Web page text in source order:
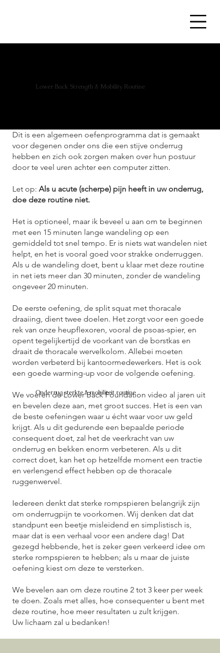
Onderrug sterkte & mobiliteit routine
Dit is een algemeen oefenprogramma dat is gemaakt
voor degenen onder ons die een stijve onderrug
hebben en zich ook zorgen maken over hun postuur
door te veel uren achter een computer zitten.
Let op:Als u acute (scherpe) pijn heeft in uw onderrug,
doe deze routine niet.
Het is optioneel, maar ik beveel u aan om te beginnen
met een 15 minuten lange wandeling op een
gemiddeld tot snel tempo. Er is niets wat wandelen niet
helpt, en het is vooral goed voor strakke onderruggen.
Als u de wandeling doet, bent u klaar met deze routine
in net iets meer dan 30 minuten, zonder de wandeling
ongeveer 20 minuten.
De eerste oefening, de split squat met thoracale
draaiing, dient twee doelen. Het zorgt voor een goede
rek van onze heupflexoren, vooral de psoas-spier, en
opent tegelijkertijd de voorkant van de borstkas en
draait de thoracale wervelkolom. Allebei moeten
worden verbeterd bij kantoormedewerkers. Het is ook
een goede warming-up voor de volgende oefening.
We voeren de Lower Back Foundation video al jaren uit
en bevelen deze aan, met groot succes. Het is een van
de beste oefeningen waar u écht waar voor uw geld
krijgt. Als u dit gedurende een bepaalde periode
consequent doet, zal het de veerkracht van uw
onderrug en bekken enorm verbeteren. Als u dit
correct doet, kan het op hetzelfde moment een tractie
en verlengend effect hebben op de thoracale
ruggenwervel.
Iedereen denkt dat sterke rompspieren belangrijk zijn
om onderrugpijn te voorkomen. Wij denken dat dat
standpunt een beetje misleidend en simplistisch is,
maar dat is een verhaal voor een andere dag! Dat
gezegd hebbende, het is zeker geen verkeerd idee om
sterke rompspieren te hebben; als u maar de juiste
oefening kiest om deze te versterken.
We bevelen aan om deze routine 2 tot 3 keer per week
te doen. Zoals met alles, hoe consequenter u bent met
deze routine, hoe meer resultaten u zult krijgen.
Uw lichaam zal u bedanken!
Lower Back Strength & Mobility Routine